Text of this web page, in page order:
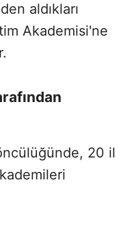
aldıkları
Akademisi'ne
20 il